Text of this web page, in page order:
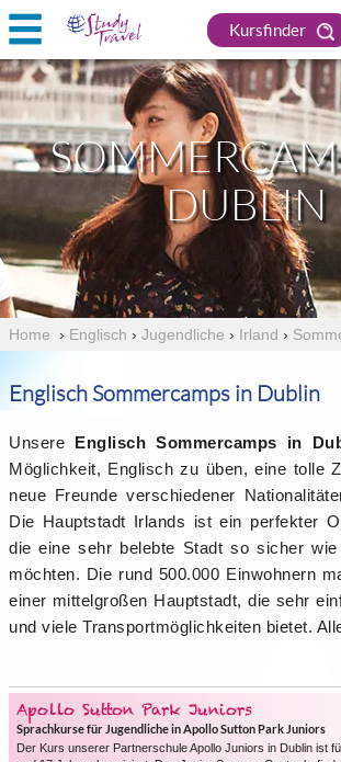
Kursfinder
DUBLIN
Home › Englisch › Jugendliche › Irland ›
Englisch Sommercamps in Dublin
Unsere Englisch Sommercamps in
Möglichkeit, Englisch zu üben, eine tolle
neue Freunde verschiedener
Die Hauptstadt Irlands ist ein perfekter
die eine sehr belebte Stadt so sicher
möchten. Die rund 500.000 Einwohnern
einer mittelgroßen Hauptstadt, die sehr
und viele Transportmöglichkeiten bietet.
Apollo Sutton Park Juniors
Sprachkurse für Jugendliche in Apollo Sutton Park Juniors
Der Kurs unserer Partnerschule Apollo Juniors in Dublin ist